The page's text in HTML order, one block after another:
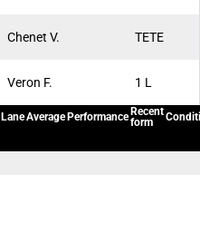
Chenet V. TETE
Veron F. 1 L
LaneAverage Performance Recent
form